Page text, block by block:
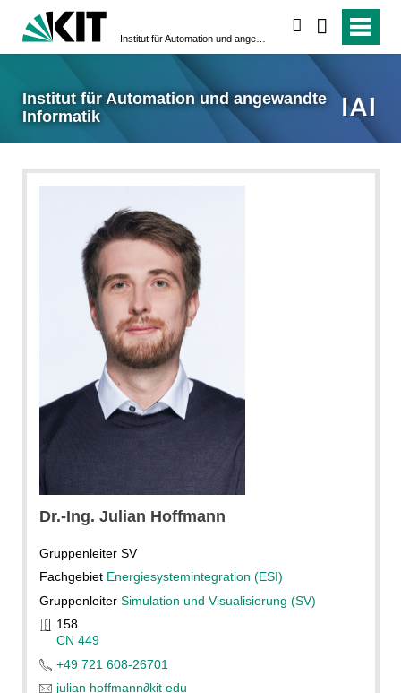
Institut für Automation und angewandte
Informatik
Dr.-Ing. Julian Hoffmann
Gruppenleiter SV
Fachgebiet Energiesystemintegration (ESI)
Gruppenleiter Simulation und Visualisierung (SV)
158
CN 449
+49 721 608-26701
julian hoffmann∂kit edu